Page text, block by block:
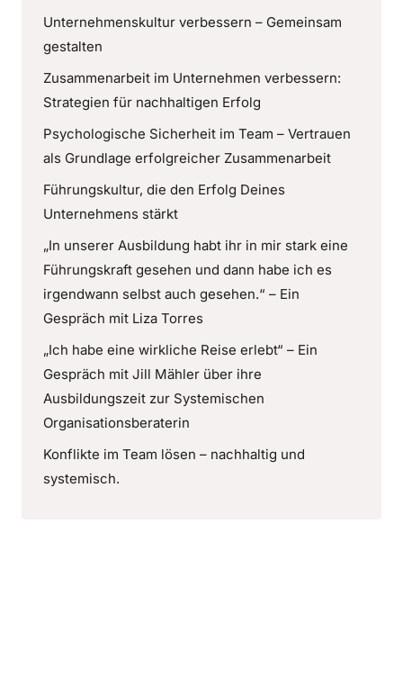
Unternehmenskultur verbessern – Gemeinsam
gestalten
Zusammenarbeit im Unternehmen verbessern:
Strategien für nachhaltigen Erfolg
Psychologische Sicherheit im Team – Vertrauen
als Grundlage erfolgreicher Zusammenarbeit
Führungskultur, die den Erfolg Deines
Unternehmens stärkt
„In unserer Ausbildung habt ihr in mir stark eine
Führungskraft gesehen und dann habe ich es
irgendwann selbst auch gesehen.“ – Ein
Gespräch mit Liza Torres
„Ich habe eine wirkliche Reise erlebt“ – Ein
Gespräch mit Jill Mähler über ihre
Ausbildungszeit zur Systemischen
Organisationsberaterin
Konflikte im Team lösen – nachhaltig und
systemisch.